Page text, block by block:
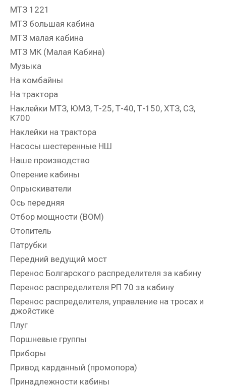
МТЗ 1221
МТЗ большая кабина
МТЗ малая кабина
МТЗ МК (Малая Кабина)
Музыка
На комбайны
На трактора
Наклейки МТЗ, ЮМЗ, Т-25, Т-40, Т-150, ХТЗ, СЗ,
К700
Наклейки на трактора
Насосы шестеренные НШ
Наше производство
Оперение кабины
Опрыскиватели
Ось передняя
Отбор мощности (ВОМ)
Отопитель
Патрубки
Передний ведущий мост
Перенос Болгарского распределителя за кабину
Перенос распределителя РП 70 за кабину
Перенос распределителя, управление на тросах и
джойстике
Плуг
Поршневые группы
Приборы
Привод карданный (промопора)
Принадлежности кабины